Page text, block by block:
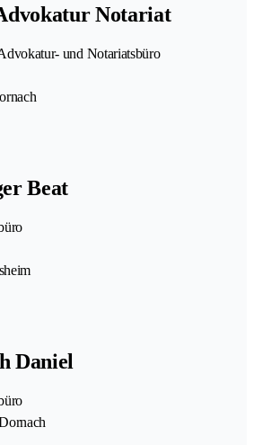
Notariat
und Notariatsbüro
Beat
Daniel